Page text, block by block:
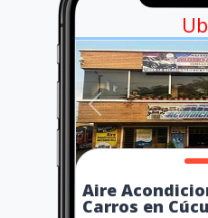
Aire
Carros en